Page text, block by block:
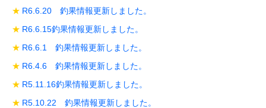
R6.6.20 釣果情報更新しました。
R6.6.15釣果情報更新しました。
R6.6.1 釣果情報更新しました。
R6.4.6 釣果情報更新しました。
R5.11.16釣果情報更新しました。
R5.10.22 釣果情報更新しました。